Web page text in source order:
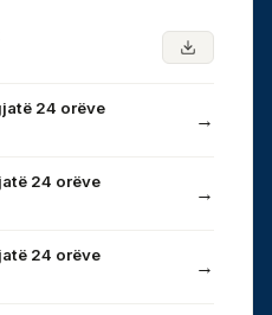
24 orëve →
24 orëve →
24 orëve →